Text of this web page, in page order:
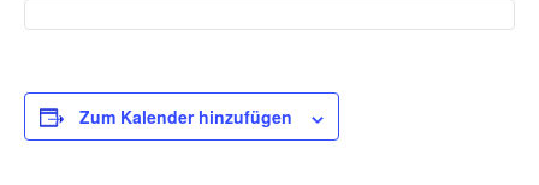
Zum Kalender hinzufügen